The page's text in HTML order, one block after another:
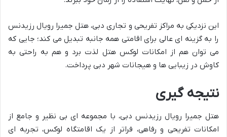
این نزدیکی به مراکز تفریحی و تجاری دبی، هتل جمیرا رویال رزیدنس
را به گزینه ای عالی برای اقامتی همه جانبه تبدیل می کند؛ جایی که
می توان هم از امکانات لوکس هتل لذت برد و هم به راحتی به
کاوش در زیبایی ها و هیجانات شهر دبی پرداخت.
نتیجه گیری
هتل جمیرا رویال رزیدنس دبی، با مجموعه ای بی نظیر و جامع از
امکانات تفریحی و رفاهی، فراتر از یک اقامتگاه لوکس، تجربه ای